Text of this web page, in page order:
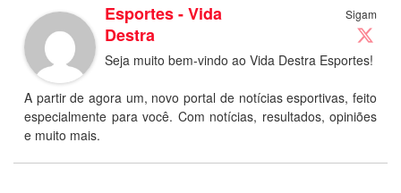
Sigam
Esportes - Vida
Destra
Seja muito bem-vindo ao Vida Destra Esportes!
A partir de agora um, novo portal de notícias esportivas, feito
especialmente para você. Com notícias, resultados, opiniões
e muito mais.